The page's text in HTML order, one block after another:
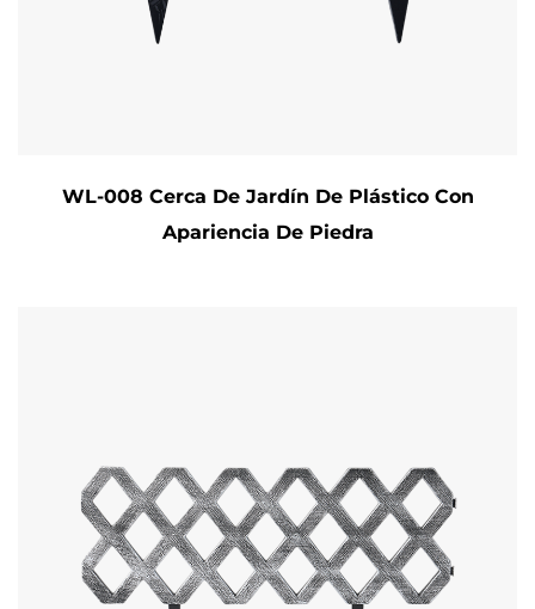
WL-008 Cerca De Jardín De Plástico Con
Apariencia De Piedra